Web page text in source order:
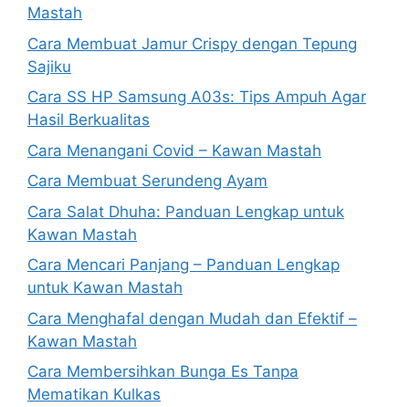
Mastah
Cara Membuat Jamur Crispy dengan Tepung
Sajiku
Cara SS HP Samsung A03s: Tips Ampuh Agar
Hasil Berkualitas
Cara Menangani Covid – Kawan Mastah
Cara Membuat Serundeng Ayam
Cara Salat Dhuha: Panduan Lengkap untuk
Kawan Mastah
Cara Mencari Panjang – Panduan Lengkap
untuk Kawan Mastah
Cara Menghafal dengan Mudah dan Efektif –
Kawan Mastah
Cara Membersihkan Bunga Es Tanpa
Mematikan Kulkas